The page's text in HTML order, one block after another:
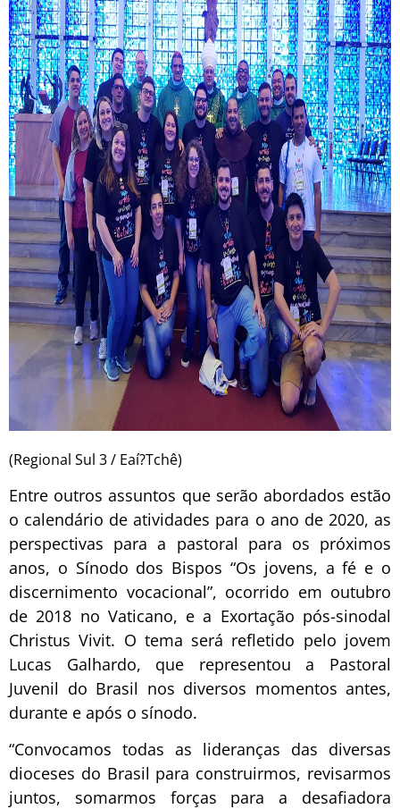
(Regional Sul 3 / Eaí?Tchê)
Entre outros assuntos que serão abordados estão
o calendário de atividades para o ano de 2020, as
perspectivas para a pastoral para os próximos
anos, o Sínodo dos Bispos “Os jovens, a fé e o
discernimento vocacional”, ocorrido em outubro
de 2018 no Vaticano, e a Exortação pós-sinodal
Christus Vivit. O tema será refletido pelo jovem
Lucas Galhardo, que representou a Pastoral
Juvenil do Brasil nos diversos momentos antes,
durante e após o sínodo.
“Convocamos todas as lideranças das diversas
dioceses do Brasil para construirmos, revisarmos
juntos, somarmos forças para a desafiadora